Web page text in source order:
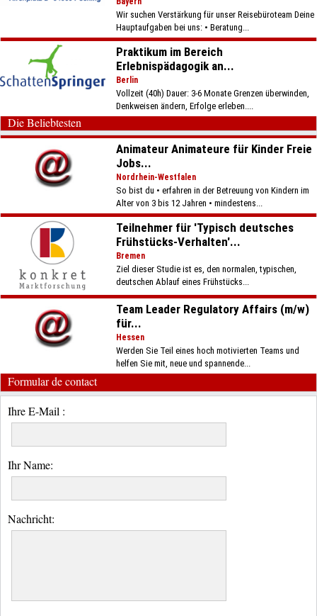
Wir suchen Verstärkung für unser Reisebüroteam Deine
Hauptaufgaben bei uns: • Beratung...
Praktikum im Bereich
Erlebnispädagogik an...
Berlin
Vollzeit (40h) Dauer: 3-6 Monate Grenzen überwinden,
Denkweisen ändern, Erfolge erleben....
Die Beliebtesten
Animateur Animateure für Kinder Freie
Jobs...
Nordrhein-Westfalen
So bist du • erfahren in der Betreuung von Kindern im
Alter von 3 bis 12 Jahren • mindestens...
Teilnehmer für 'Typisch deutsches
Frühstücks-Verhalten'...
Bremen
Ziel dieser Studie ist es, den normalen, typischen,
deutschen Ablauf eines Frühstücks...
Team Leader Regulatory Affairs (m/w)
für...
Hessen
Werden Sie Teil eines hoch motivierten Teams und
helfen Sie mit, neue und spannende...
Formular de contact
Ihre E-Mail :
Ihr Name:
Nachricht: